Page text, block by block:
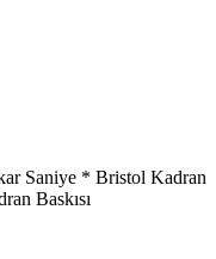
Saniye * Bristol Kadran
Baskısı